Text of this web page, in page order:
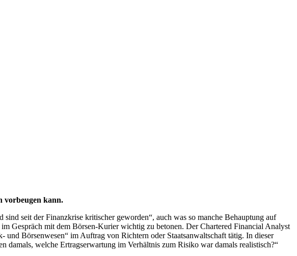
vorbeugen kann.
seit der Finanzkrise kritischer geworden“, auch was so manche Behauptung auf
Gespräch mit dem Börsen-Kurier wichtig zu betonen. Der Chartered Financial Analyst
Börsenwesen“ im Auftrag von Richtern oder Staatsanwaltschaft tätig. In dieser
damals, welche Ertragserwartung im Verhältnis zum Risiko war damals realistisch?“